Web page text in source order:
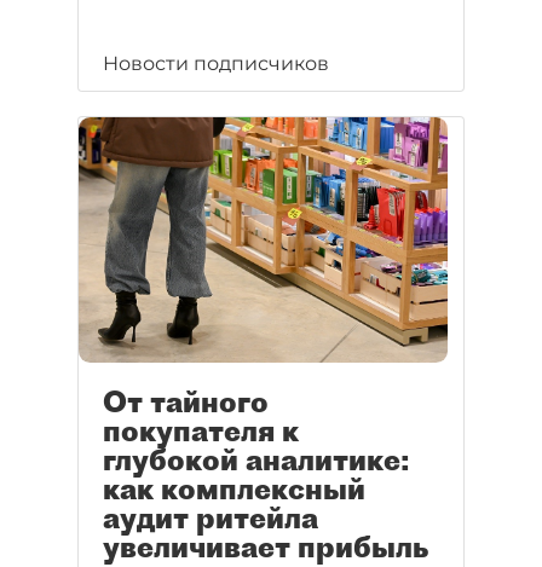
Новости подписчиков
От тайного
покупателя к
глубокой аналитике:
как комплексный
аудит ритейла
увеличивает прибыль